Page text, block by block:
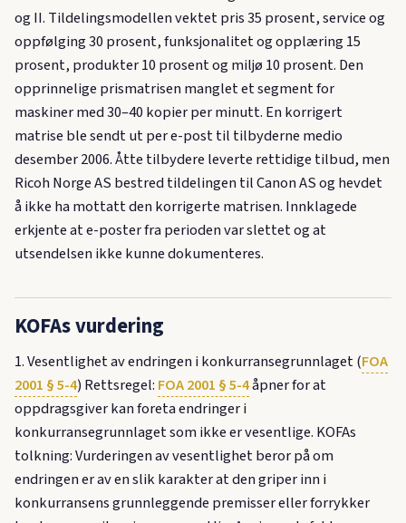
og II. Tildelingsmodellen vektet pris 35 prosent, service og
oppfølging 30 prosent, funksjonalitet og opplæring 15
prosent, produkter 10 prosent og miljø 10 prosent. Den
opprinnelige prismatrisen manglet et segment for
maskiner med 30–40 kopier per minutt. En korrigert
matrise ble sendt ut per e-post til tilbyderne medio
desember 2006. Åtte tilbydere leverte rettidige tilbud, men
Ricoh Norge AS bestred tildelingen til Canon AS og hevdet
å ikke ha mottatt den korrigerte matrisen. Innklagede
erkjente at e-poster fra perioden var slettet og at
utsendelsen ikke kunne dokumenteres.
KOFAs vurdering
1. Vesentlighet av endringen i konkurransegrunnlaget (FOA
2001 § 5-4) Rettsregel: FOA 2001 § 5-4åpner for at
oppdragsgiver kan foreta endringer i
konkurransegrunnlaget som ikke er vesentlige. KOFAs
tolkning: Vurderingen av vesentlighet beror på om
endringen er av en slik karakter at den griper inn i
konkurransens grunnleggende premisser eller forrykker